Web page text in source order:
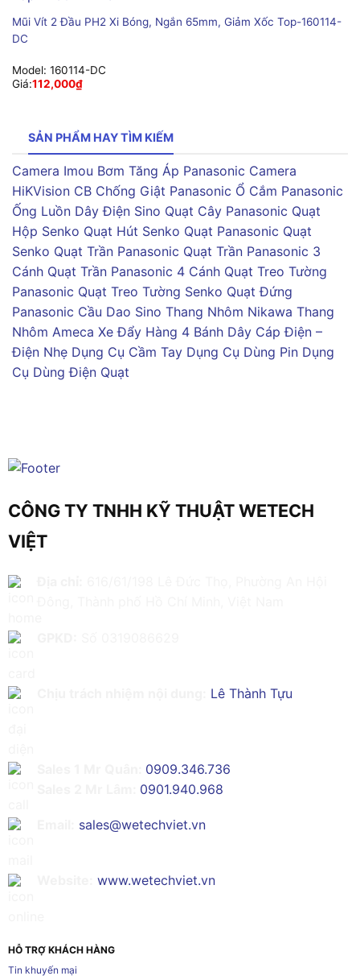
Mũi Vít 2 Đầu PH2 Xi Bóng, Ngắn 65mm, Giảm Xốc Top-160114-
DC
Model: 160114-DC
Giá:112,000₫
SẢN PHẨM HAY TÌM KIẾM
Camera Imou Bơm Tăng Áp Panasonic Camera
HiKVision CB Chống Giật Panasonic Ổ Cắm Panasonic
Ống Luồn Dây Điện Sino Quạt Cây Panasonic Quạt
Hộp Senko Quạt Hút Senko Quạt Panasonic Quạt
Senko Quạt Trần Panasonic Quạt Trần Panasonic 3
Cánh Quạt Trần Panasonic 4 Cánh Quạt Treo Tường
Panasonic Quạt Treo Tường Senko Quạt Đứng
Panasonic Cầu Dao Sino Thang Nhôm Nikawa Thang
Nhôm Ameca Xe Đẩy Hàng 4 Bánh Dây Cáp Điện –
Điện Nhẹ Dụng Cụ Cầm Tay Dụng Cụ Dùng Pin Dụng
Cụ Dùng Điện Quạt
CÔNG TY TNHH KỸ THUẬT WETECH
VIỆT
Lê Thành Tựu
0909.346.736
0901.940.968
sales@wetechviet.vn
www.wetechviet.vn
HỖ TRỢ KHÁCH HÀNG
Tin khuyến mại